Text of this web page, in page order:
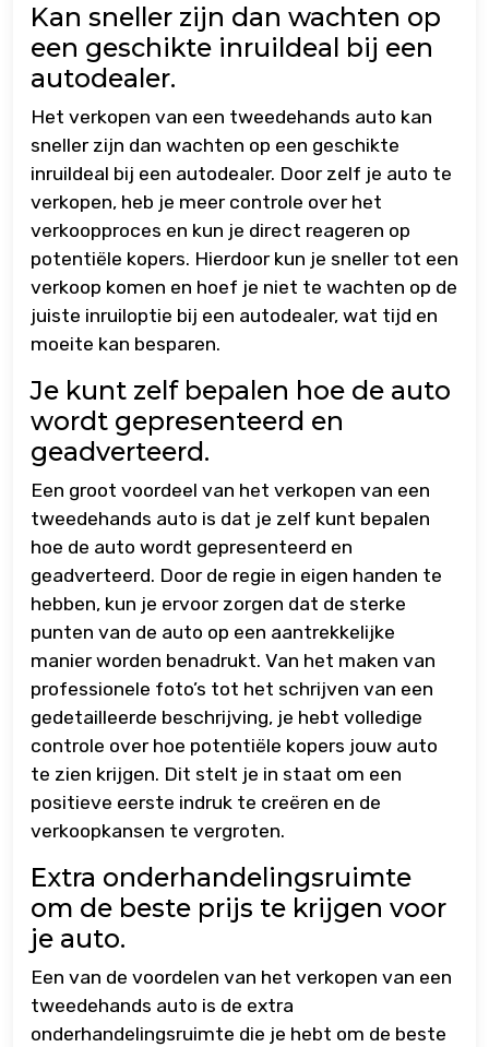
Kan sneller zijn dan wachten op
een geschikte inruildeal bij een
autodealer.
Het verkopen van een tweedehands auto kan
sneller zijn dan wachten op een geschikte
inruildeal bij een autodealer. Door zelf je auto te
verkopen, heb je meer controle over het
verkoopproces en kun je direct reageren op
potentiële kopers. Hierdoor kun je sneller tot een
verkoop komen en hoef je niet te wachten op de
juiste inruiloptie bij een autodealer, wat tijd en
moeite kan besparen.
Je kunt zelf bepalen hoe de auto
wordt gepresenteerd en
geadverteerd.
Een groot voordeel van het verkopen van een
tweedehands auto is dat je zelf kunt bepalen
hoe de auto wordt gepresenteerd en
geadverteerd. Door de regie in eigen handen te
hebben, kun je ervoor zorgen dat de sterke
punten van de auto op een aantrekkelijke
manier worden benadrukt. Van het maken van
professionele foto’s tot het schrijven van een
gedetailleerde beschrijving, je hebt volledige
controle over hoe potentiële kopers jouw auto
te zien krijgen. Dit stelt je in staat om een
positieve eerste indruk te creëren en de
verkoopkansen te vergroten.
Extra onderhandelingsruimte
om de beste prijs te krijgen voor
je auto.
Een van de voordelen van het verkopen van een
tweedehands auto is de extra
onderhandelingsruimte die je hebt om de beste